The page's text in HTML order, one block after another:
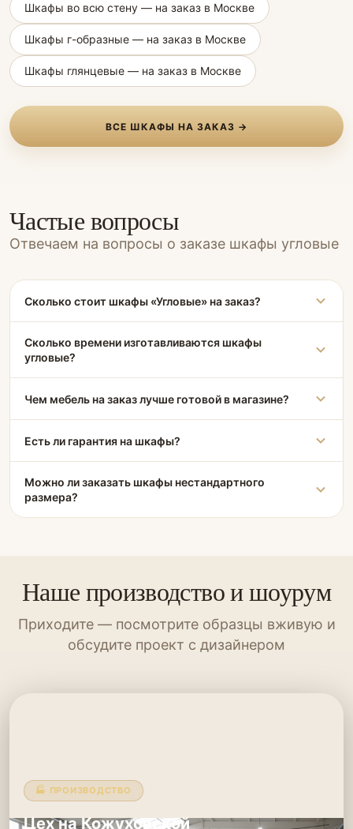
Шкафы во всю стену — на заказ в Москве
Шкафы г-образные — на заказ в Москве
Шкафы глянцевые — на заказ в Москве
ВСЕ ШКАФЫ НА ЗАКАЗ →
Частые вопросы
Отвечаем на вопросы о заказе шкафы угловые
Сколько стоит шкафы «Угловые» на заказ?
Сколько времени изготавливаются шкафы
угловые?
Чем мебель на заказ лучше готовой в магазине?
Есть ли гарантия на шкафы?
Можно ли заказать шкафы нестандартного
размера?
Наше производство и шоурум
Приходите — посмотрите образцы вживую и
обсудите проект с дизайнером
🏭 ПРОИЗВОДСТВО
Цех на Кожуховской